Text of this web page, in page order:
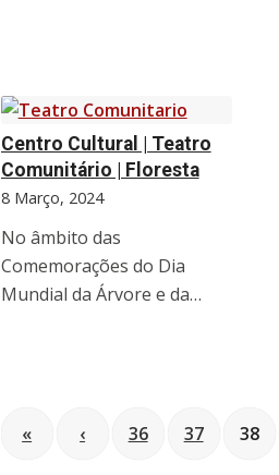
Centro Cultural | Teatro
Comunitário | Floresta
8 Março, 2024
No âmbito das
Comemorações do Dia
Mundial da Árvore e da…
« ‹ 36 37 38